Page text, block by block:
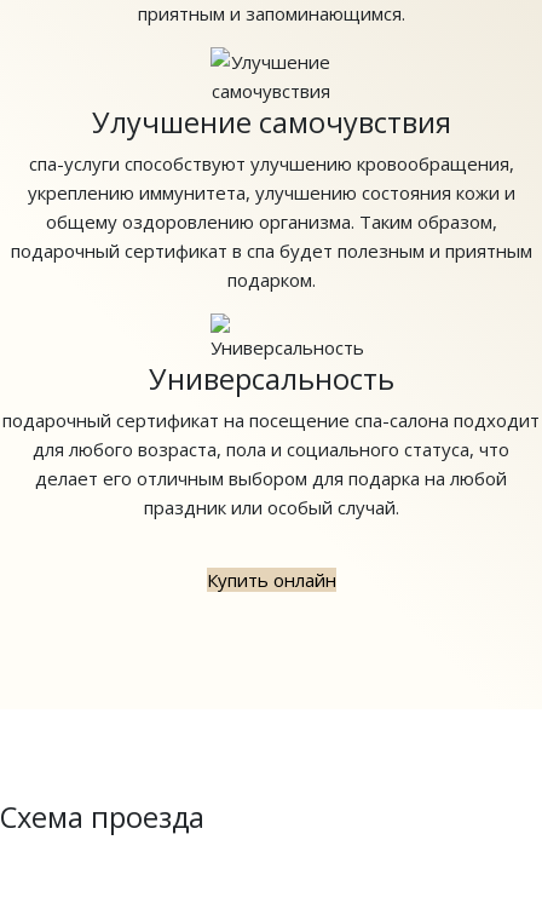
приятным и запоминающимся.
Улучшение самочувствия
спа-услуги способствуют улучшению кровообращения,
укреплению иммунитета, улучшению состояния кожи и
общему оздоровлению организма. Таким образом,
подарочный сертификат в спа будет полезным и приятным
подарком.
Универсальность
подарочный сертификат на посещение спа-салона подходит
для любого возраста, пола и социального статуса, что
делает его отличным выбором для подарка на любой
праздник или особый случай.
Купить онлайн
Схема проезда